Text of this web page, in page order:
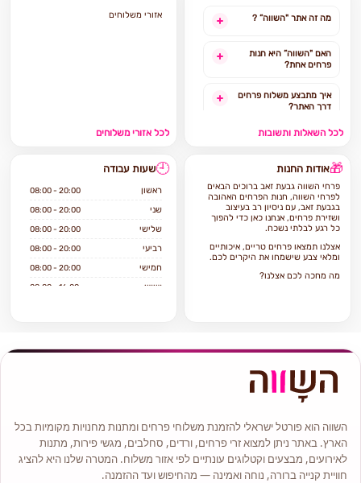
מה זה אתר "השווה” ?
האם "השווה” היא חנות
פרחים אחת?
איך מתבצע משלוח פרחים
דרך האתר?
האם ניתן להזמין משלוח
להזמין משלוחים?
אילו מוצרים אפשר להזמין
באתר?
לכל השאלות ותשובות
אזורי משלוחים
לכל אזורי משלוחים
🎁אודות החנות
פרחי השווה גבעת זאב ברוכים הבאים
לפרחי השווה, חנות הפרחים האהובה
בגבעת זאב, עם ניסיון רב בעיצוב
ושזירת פרחים, אנחנו כאן כדי להפוך
כל רגע לבלתי נשכח.
אצלנו תמצאו פרחים טריים, איכותיים
ומלאי צבע שישמחו את היקרים לכם.
מה מחכה לכם אצלנו?
אישית ומלאים בסטייל.
זרי כלה מעוצבים באלגנטיות, כי ליום
הגדול שלכם מגיע זר בלתי נשכח.
למה דווקא אנחנו?
🕘שעות עבודה
ראשון 08:00 - 20:00
שני 08:00 - 20:00
שלישי 08:00 - 20:00
רביעי 08:00 - 20:00
חמישי 08:00 - 20:00
שישי 08:00 - 16:00
השווה הוא פורטל ישראלי להזמנת משלוחי פרחים ומתנות מחנויות מקומיות בכל
הארץ. באתר ניתן למצוא זרי פרחים, ורדים, סחלבים, מגשי פירות, מתנות
לאירועים, מבצעים וקטלוגים עונתיים לפי אזור משלוח. המטרה שלנו היא להציג
חוויית קנייה ברורה, נוחה ואמינה — מהחיפוש ועד ההזמנה.